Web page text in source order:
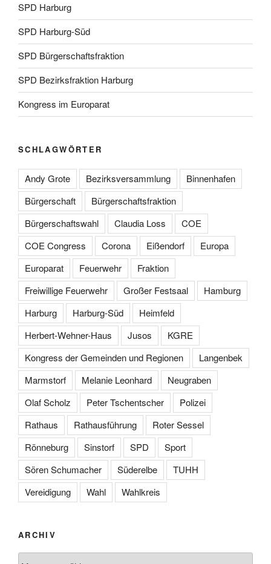
SPD Harburg
SPD Harburg-Süd
SPD Bürgerschaftsfraktion
SPD Bezirksfraktion Harburg
Kongress im Europarat
SCHLAGWÖRTER
Andy Grote Bezirksversammlung
Binnenhafen
Bürgerschaft
Bürgerschaftsfraktion
Bürgerschaftswahl
Claudia Loss
COE
COE Congress
Corona Eißendorf
Europa
Europarat
Feuerwehr
Fraktion
Freiwillige Feuerwehr
Großer Festsaal
Hamburg
Harburg
Harburg-Süd
Heimfeld
Herbert-Wehner-Haus
Jusos
KGRE
Kongress der Gemeinden und Regionen
Langenbek
Marmstorf
Melanie Leonhard
Neugraben
Olaf Scholz
Peter Tschentscher
Polizei
Rathaus
Rathausführung
Roter Sessel
Rönneburg
Sinstorf SPD
Sport
Sören Schumacher
Süderelbe
TUHH
Vereidigung
Wahl Wahlkreis
ARCHIV